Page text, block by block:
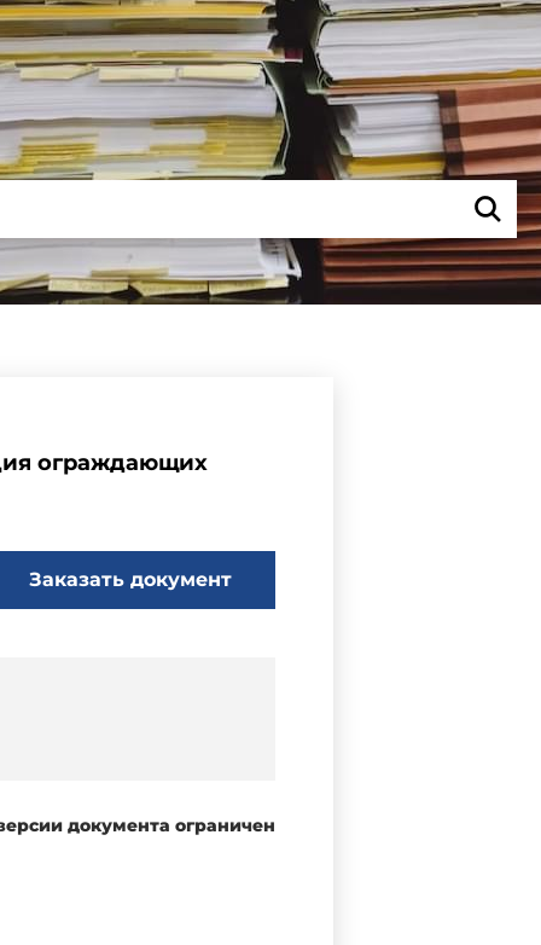
ограждающих
Заказать документ
документа ограничен